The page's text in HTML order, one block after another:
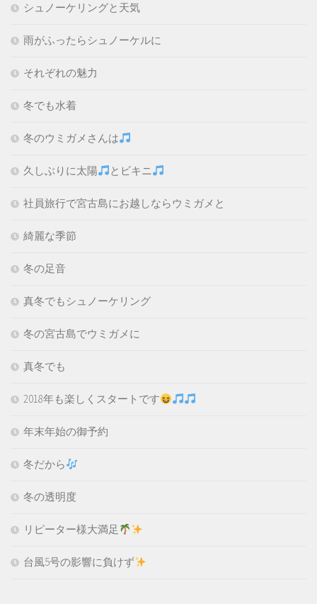
シュノーケリングと天気
雨がふったらシュノーケルに
それぞれの魅力
冬でも水着
冬のウミガメさんは
久しぶりに太陽 とビキニ
社員旅行で宮古島にお越しならウミガメと
綺麗な季節
冬の足音
真冬でもシュノーケリング
冬の宮古島でウミガメに
真冬でも
2018年も楽しくスタートです
年末年始の御予約
冬だから
冬の透明度
リピーター様大満足
台風5号の影響に負けず